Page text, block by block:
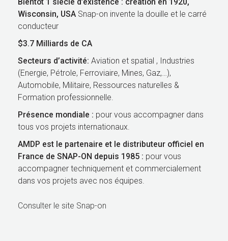
Wisconsin, USA Snap-on invente la douille et le carré
conducteur
$3.7 Milliards de CA
Secteurs d’activité: Aviation et spatial , Industries
(Energie, Pétrole, Ferroviaire, Mines, Gaz,…),
Automobile, Militaire, Ressources naturelles &
Formation professionnelle.
Présence mondiale : pour vous accompagner dans
tous vos projets internationaux.
AMDP est le partenaire et le distributeur officiel en
France de SNAP-ON depuis 1985 : pour vous
accompagner techniquement et commercialement
dans vos projets avec nos équipes.
Consulter le site Snap-on